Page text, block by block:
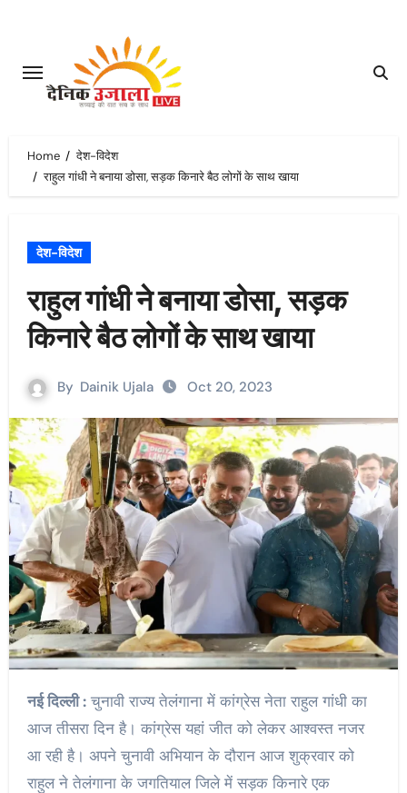
content
Home
देश-विदेश
राहुल गांधी ने बनाया डोसा, सड़क किनारे बैठ लोगों के साथ खाया
देश-विदेश
राहुल गांधी ने बनाया डोसा, सड़क
किनारे बैठ लोगों के साथ खाया
By Dainik Ujala Oct 20, 2023
नई दिल्ली :चुनावी राज्य तेलंगाना में कांग्रेस नेता राहुल गांधी का
आज तीसरा दिन है। कांग्रेस यहां जीत को लेकर आश्वस्त नजर
आ रही है। अपने चुनावी अभियान के दौरान आज शुक्रवार को
राहुल ने तेलंगाना के जगतियाल जिले में सड़क किनारे एक